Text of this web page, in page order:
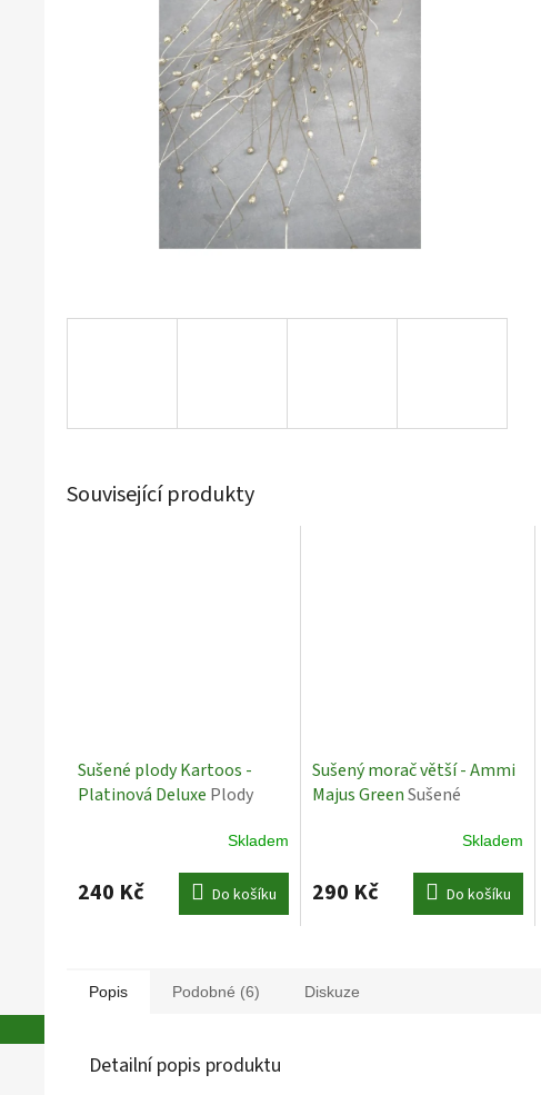
Související produkty
Sušené plody Kartoos -
Platinová Deluxe Plody
Skladem
240 Kč Do košíku
Sušený morač větší - Ammi
Majus GreenSušené
Skladem
290 Kč Do košíku
Popis Podobné (6) Diskuze
Detailní popis produktu